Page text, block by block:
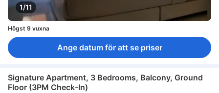
1/11
Högst 9 vuxna
Ange datum för att se priser
Signature Apartment, 3 Bedrooms, Balcony, Ground
Floor (3PM Check-In)